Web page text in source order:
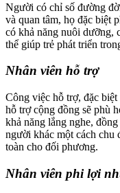
Người có chỉ số đường
và quan tâm, họ đặc biệt
có khả năng nuôi dưỡng,
thể giúp trẻ phát triển
Nhân viên hỗ trợ
Công việc hỗ trợ, đặc
hỗ trợ cộng đồng sẽ phù
khả năng lắng nghe,
người khác một cách chu
toàn cho đối phương.
Nhân viên phi lợi